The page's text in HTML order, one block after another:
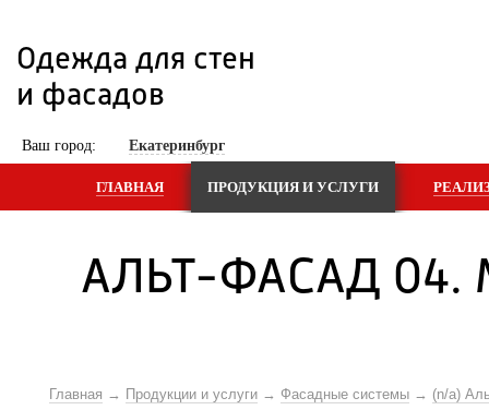
Одежда для стен
и фасадов
Ваш город: Екатеринбург
ГЛАВНАЯ ПРОДУКЦИЯ И УСЛУГИ
АЛЬТ-ФАСАД 04.
Главная Продукции и услуги Фасадные системы (n/a)